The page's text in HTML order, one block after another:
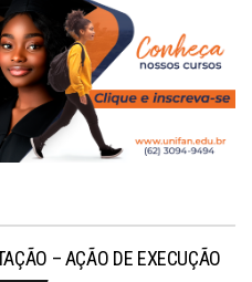
– AÇÃO DE EXECUÇÃO